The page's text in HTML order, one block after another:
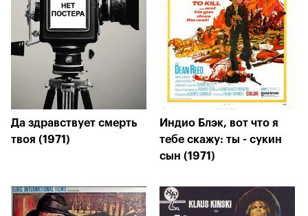
Да здравствует смерть
твоя (1971)
Индио Блэк, вот что я
тебе скажу: ты - сукин
сын (1971)